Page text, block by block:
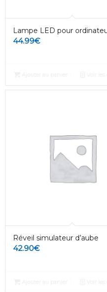
Lampe LED pour
44.99€
Réveil simulateur d’aube
42.90€